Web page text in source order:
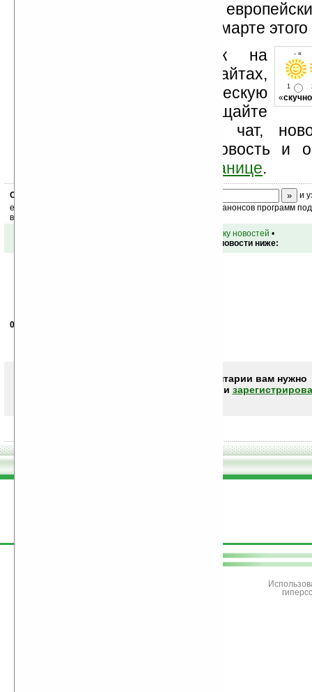
Ожидается, что на
смартфон появится уже в марте этого
- «
1
«скучно
Устанавливайте линк на
Ладошки на своих сайтах,
изучайте коммерческую
информацию, посещайте
разделы сайта (форум, чат,
прочие). Оцените эту новость и
ниже на странице.
Скоро
и
ежедневный или еженедельный дайджест новостей, анонсов программ
ваш почтовый ящик.
вернуться к списку новостей •
Обсуждение этой новости ниже:
09.02.2009
Чтобы писать комментарии вам нужно
или